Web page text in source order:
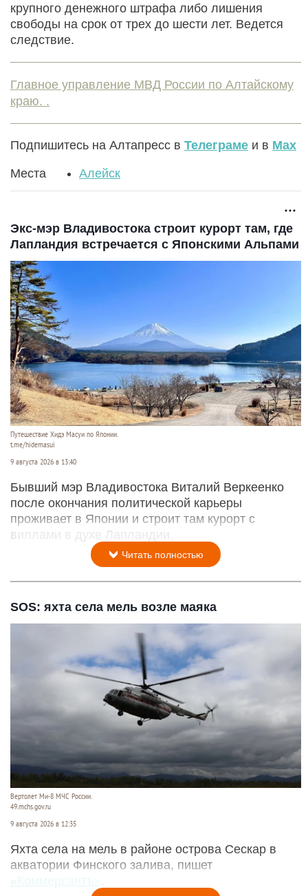
крупного денежного штрафа либо лишения
свободы на срок от трех до шести лет. Ведется
следствие.
Главное управление МВД России по Алтайскому
краю. .
Подпишитесь на Алтапресс в Телеграме и в Max
Места Алейск
Экс-мэр Владивостока строит курорт там, где
Лапландия встречается с Японскими Альпами
Путешествие Хидэ Масуи по Японии.
t.me/hidemasui
9 августа 2026 в 13:40
Бывший мэр Владивостока Виталий Веркеенко
после окончания политической карьеры
проживает в Японии и строит там курорт с
виллами в духе Лапландии.
Читать полностью
SOS: яхта села мель возле маяка
Вертолет Ми-8 МЧС России.
49.mchs.gov.ru
9 августа 2026 в 12:35
Яхта села на мель в районе острова Сескар в
акватории Финского залива, пишет
«Коммерсантъ»